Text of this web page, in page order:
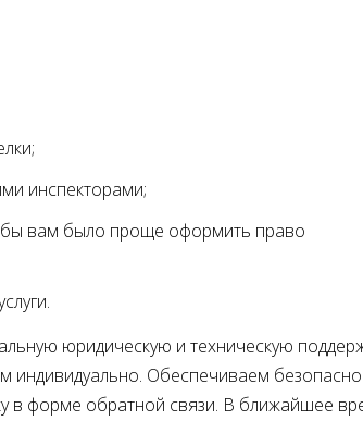
инспекторами
вам было проще оформить право
юридическую и техническую
индивидуально. Обеспечиваем
в форме обратной связи. В ближайшее